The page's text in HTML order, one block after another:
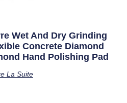
Wet And Dry Grinding
Concrete Diamond
Hand Polishing Pad
La Suite